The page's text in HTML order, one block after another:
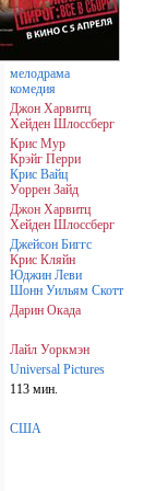
мелодрама
комедия
Джон Харвитц
Хейден Шлоссберг
Крис Мур
Крэйг Перри
Крис Вайц
Уоррен Зайд
Джон Харвитц
Хейден Шлоссберг
Джейсон Биггс
Крис Кляйн
Юджин Леви
Шонн Уильям Скотт
Дарин Окада
Лайл Уоркмэн
Universal Pictures
113 мин.
США